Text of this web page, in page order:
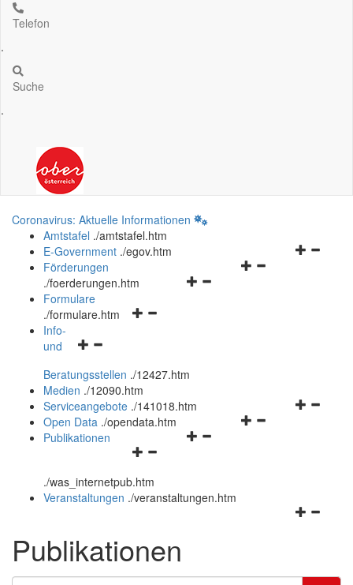
Telefon
.
Suche
.
Coronavirus: Aktuelle Informationen
Amtstafel ./amtstafel.htm
Navigationsmenü
E-Government ./egov.htm
Navigationsmenü
Förderungen
./foerderungen.htm
Navigationsmenü
Formulare
./formulare.htm
Navigationsmenü
und
schließen
Info-
und
Beratungsstellen ./12427.htm
Medien ./12090.htm
Navigationsmenü
Serviceangebote ./141018.htm
Navigationsmenü
Open Data ./opendata.htm
Navigationsmenü
und
schließen
Publikationen
./was_internetpub.htm
Veranstaltungen ./veranstaltungen.htm
Publikationen